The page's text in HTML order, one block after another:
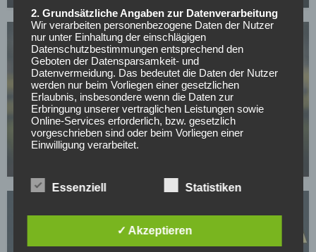
BUNDESLIGA
Mit nur 30 Jahren: BVB-Abwehrspieler Niklas Süle
beendet im Sommer seine Laufbahn
2. Grundsätzliche Angaben zur Datenverarbeitung
Wir verarbeiten personenbezogene Daten der Nutzer
nur unter Einhaltung der einschlägigen
Datenschutzbestimmungen entsprechend den
Geboten der Datensparsamkeit- und
Datenvermeidung. Das bedeutet die Daten der Nutzer
werden nur beim Vorliegen einer gesetzlichen
Erlaubnis, insbesondere wenn die Daten zur
Erbringung unserer vertraglichen Leistungen sowie
Online-Services erforderlich, bzw. gesetzlich
vorgeschrieben sind oder beim Vorliegen einer
Einwilligung verarbeitet.
technische Sicherheitsmaßnahmen entsprechend dem
Stand der Technik, um sicher zu stellen, dass die
werden und um damit die durch uns verarbeiteten
Daten gegen zufällige oder vorsätzliche
Manipulationen, Verlust, Zerstörung oder gegen den
Essenziell Statistiken
✓ Akzeptieren